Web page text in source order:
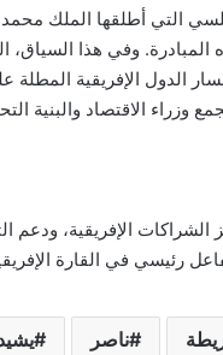
التي أطلقها الملك
وفي هذا السياق،
الدول الإفريقية
وزراء الاقتصاد والبنية
الإفريقية، ودعم
رئيسي في القارة
ناصر